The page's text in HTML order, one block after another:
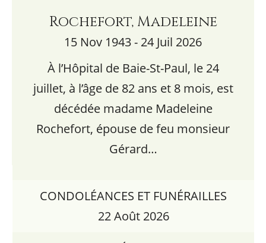
Rochefort, Madeleine
15 Nov 1943 - 24 Juil 2026
À l’Hôpital de Baie-St-Paul, le 24
juillet, à l’âge de 82 ans et 8 mois, est
décédée madame Madeleine
Rochefort, épouse de feu monsieur
Gérard…
CONDOLÉANCES ET FUNÉRAILLES
22 Août 2026